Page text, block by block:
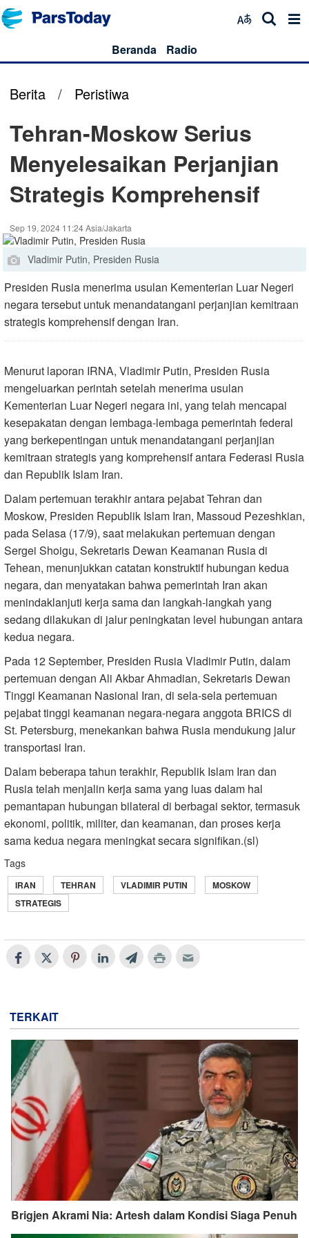
Beranda Radio
Berita / Peristiwa
Tehran-Moskow Serius
Menyelesaikan Perjanjian
Strategis Komprehensif
Sep 19, 2024 11:24 Asia/Jakarta
Vladimir Putin, Presiden Rusia
Presiden Rusia menerima usulan Kementerian Luar Negeri
negara tersebut untuk menandatangani perjanjian kemitraan
strategis komprehensif dengan Iran.
Menurut laporan IRNA, Vladimir Putin, Presiden Rusia
mengeluarkan perintah setelah menerima usulan
Kementerian Luar Negeri negara ini, yang telah mencapai
kesepakatan dengan lembaga-lembaga pemerintah federal
yang berkepentingan untuk menandatangani perjanjian
kemitraan strategis yang komprehensif antara Federasi Rusia
dan Republik Islam Iran.
Dalam pertemuan terakhir antara pejabat Tehran dan
Moskow, Presiden Republik Islam Iran, Massoud Pezeshkian,
pada Selasa (17/9), saat melakukan pertemuan dengan
Sergei Shoigu, Sekretaris Dewan Keamanan Rusia di
Tehean, menunjukkan catatan konstruktif hubungan kedua
negara, dan menyatakan bahwa pemerintah Iran akan
menindaklanjuti kerja sama dan langkah-langkah yang
sedang dilakukan di jalur peningkatan level hubungan antara
kedua negara.
Pada 12 September, Presiden Rusia Vladimir Putin, dalam
pertemuan dengan Ali Akbar Ahmadian, Sekretaris Dewan
Tinggi Keamanan Nasional Iran, di sela-sela pertemuan
pejabat tinggi keamanan negara-negara anggota BRICS di
St. Petersburg, menekankan bahwa Rusia mendukung jalur
transportasi Iran.
Dalam beberapa tahun terakhir, Republik Islam Iran dan
Rusia telah menjalin kerja sama yang luas dalam hal
pemantapan hubungan bilateral di berbagai sektor, termasuk
ekonomi, politik, militer, dan keamanan, dan proses kerja
sama kedua negara meningkat secara signifikan.(sl)
Tags
IRAN TEHRAN VLADIMIR PUTIN
MOSKOW
STRATEGIS
TERKAIT
Brigjen Akrami Nia: Artesh dalam Kondisi Siaga Penuh